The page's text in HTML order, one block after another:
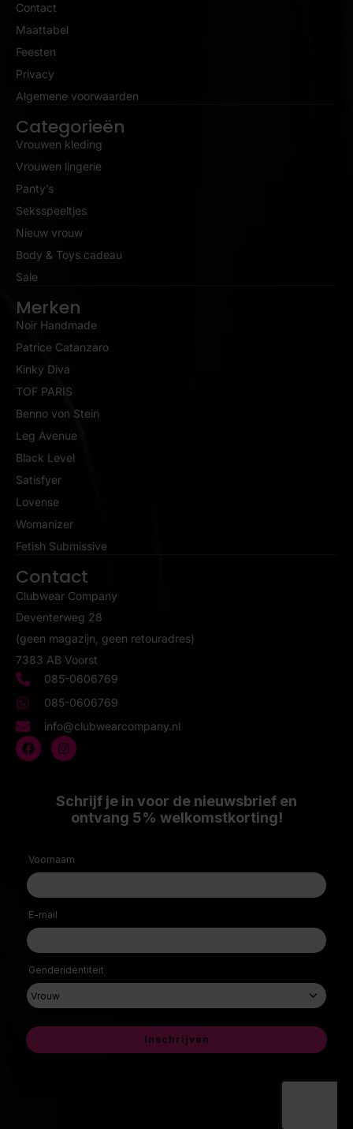
Contact
Maattabel
Feesten
Privacy
Algemene voorwaarden
Categorieën
Vrouwen kleding
Vrouwen lingerie
Panty’s
Seksspeeltjes
Nieuw vrouw
Body & Toys cadeau
Sale
Merken
Noir Handmade
Patrice Catanzaro
Kinky Diva
TOF PARIS
Benno von Stein
Leg Avenue
Black Level
Satisfyer
Lovense
Womanizer
Fetish Submissive
Contact
Clubwear Company
Deventerweg 28
(geen magazijn, geen retouradres)
7383 AB Voorst
085-0606769
085-0606769
info@clubwearcompany.nl